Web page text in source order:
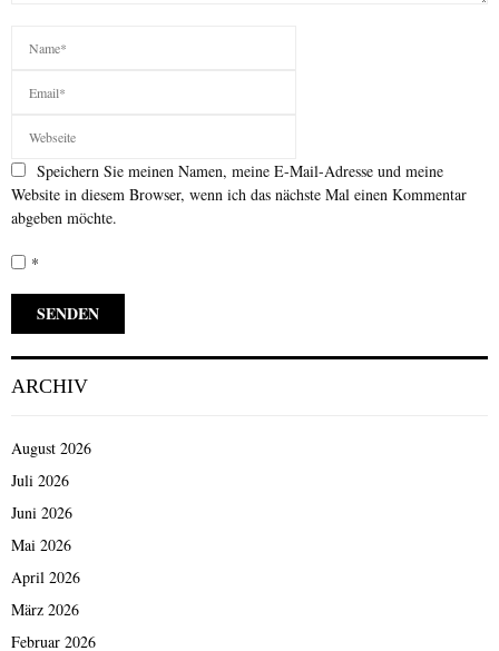
Speichern Sie meinen Namen, meine E-Mail-Adresse und meine
Website in diesem Browser, wenn ich das nächste Mal einen Kommentar
abgeben möchte.
*
ARCHIV
August 2026
Juli 2026
Juni 2026
Mai 2026
April 2026
März 2026
Februar 2026